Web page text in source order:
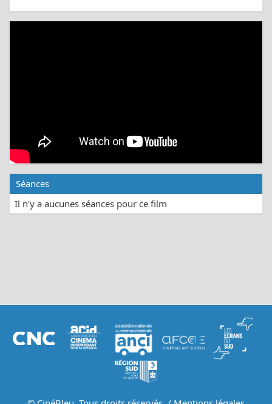
Séances
Il n'y a aucunes séances pour ce film